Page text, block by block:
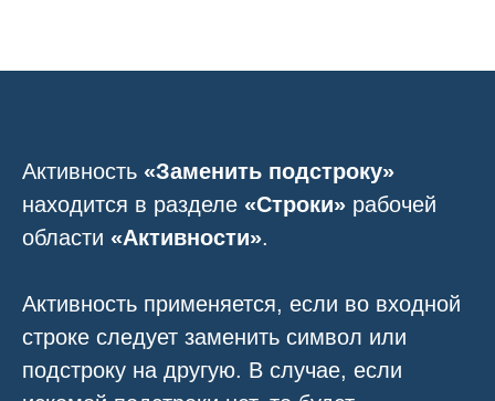
Активность «Заменить подстроку»
находится в разделе «Строки» рабочей
области «Активности».
Активность применяется, если во входной
строке следует заменить символ или
подстроку на другую. В случае, если